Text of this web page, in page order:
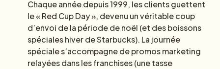
Chaque année depuis 1999, les clients guettent
le « Red Cup Day », devenu un véritable coup
d’envoi de la période de noël (et des boissons
spéciales hiver de Starbucks). La journée
spéciale s’accompagne de promos marketing
relayées dans les franchises (une tasse